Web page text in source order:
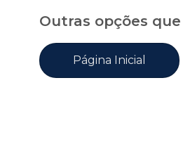
Outras opções
Página Inicial